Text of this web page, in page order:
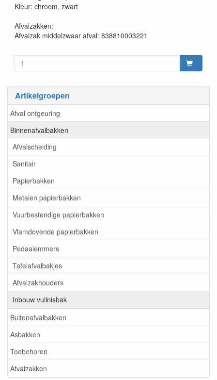
Artikelgroepen
Afval ontgeuring
Binnenafvalbakken
Afvalscheiding
Sanitair
Papierbakken
Metalen papierbakken
Vuurbestendige papierbakken
Vlamdovende papierbakken
Pedaalemmers
Tafelafvalbakjes
Afvalzakhouders
Inbouw vuilnisbak
Buitenafvalbakken
Asbakken
Toebehoren
Afvalzakken
Kleur: chroom, zwart
Afvalzakken:
Afvalzak middelzwaar afval: 838810003221